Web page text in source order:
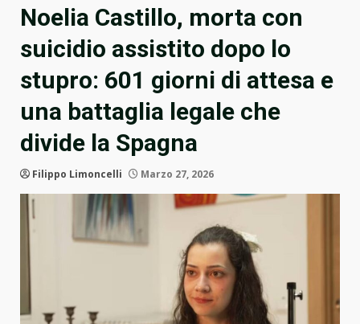
Noelia Castillo, morta con
suicidio assistito dopo lo
stupro: 601 giorni di attesa e
una battaglia legale che
divide la Spagna
Filippo Limoncelli Marzo 27, 2026